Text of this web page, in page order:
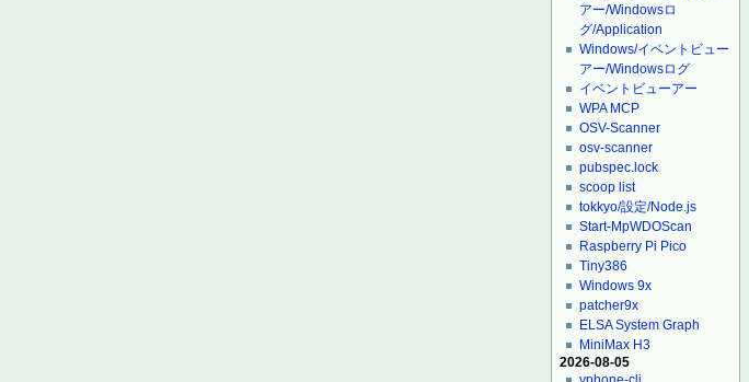
アー/Windowsロ
グ/Application
Windows/イベントビュー
アー/Windowsログ
イベントビューアー
WPA MCP
OSV-Scanner
osv-scanner
pubspec.lock
scoop list
tokkyo/設定/Node.js
Start-MpWDOScan
Raspberry Pi Pico
Tiny386
Windows 9x
patcher9x
ELSA System Graph
MiniMax H3
2026-08-05